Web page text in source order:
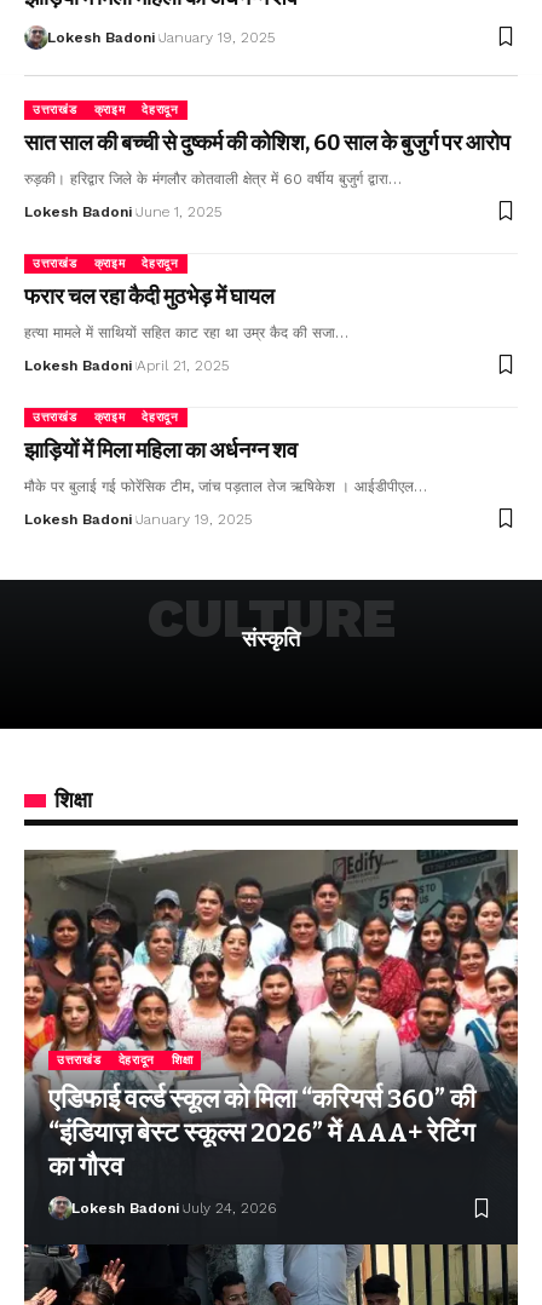
Lokesh Badoni January 19, 2025
उत्तराखंड क्राइम देहरादून
सात साल की बच्ची से दुष्कर्म की कोशिश, 60 साल के बुजुर्ग पर आरोप
रुड़की। हरिद्वार जिले के मंगलौर कोतवाली क्षेत्र में 60 वर्षीय बुजुर्ग द्वारा…
Lokesh Badoni June 1, 2025
उत्तराखंड क्राइम देहरादून
फरार चल रहा कैदी मुठभेड़ में घायल
हत्या मामले में साथियों सहित काट रहा था उम्र कैद की सजा…
Lokesh Badoni April 21, 2025
उत्तराखंड क्राइम देहरादून
झाड़ियों में मिला महिला का अर्धनग्न शव
मौके पर बुलाई गई फोरेंसिक टीम, जांच पड़ताल तेज ऋषिकेश । आईडीपीएल…
Lokesh Badoni January 19, 2025
संस्कृति
CULTURE
शिक्षा
उत्तराखंड देहरादून शिक्षा
एडिफाई वर्ल्ड स्कूल को मिला “करियर्स 360” की
“इंडियाज़ बेस्ट स्कूल्स 2026” में AAA+ रेटिंग
का गौरव
Lokesh Badoni July 24, 2026